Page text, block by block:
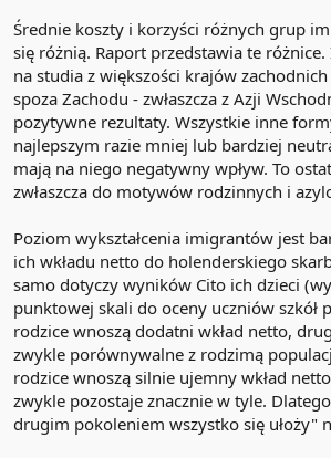
Koronawirus jest nadal zagrożeniem w 2024
straszą już przepełnionymi szpitalami i
większość osób przechodzi chorobę
chorowania sprawia jednak, że warto się
zachorowaniem poprzez stosowanie
takiej samej jak w przypadku grypy czy
unikanie osób chorych, wietrzenie
życia, to dobra profilaktyka.
Średnie koszty i korzyści różnych grup
się różnią. Raport przedstawia te
na studia z większości krajów
spoza Zachodu - zwłaszcza z Azji
pozytywne rezultaty. Wszystkie inne
najlepszym razie mniej lub bardziej
mają na niego negatywny wpływ. To
zwłaszcza do motywów rodzinnych i
Poziom wykształcenia imigrantów jest
ich wkładu netto do holenderskiego
samo dotyczy wyników Cito ich dzieci
punktowej skali do oceny uczniów szkół
rodzice wnoszą dodatni wkład netto,
zwykle porównywalne z rodzimą
rodzice wnoszą silnie ujemny wkład
zwykle pozostaje znacznie w tyle.
drugim pokoleniem wszystko się ułoży"